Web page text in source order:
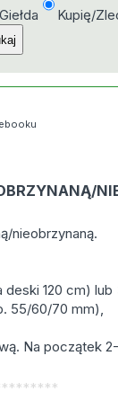
Kupię/
nieobrzynaną.
deski 120 cm)
55/60/70 mm),
Na początek